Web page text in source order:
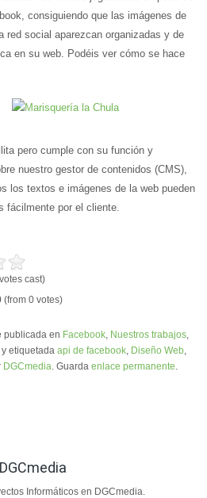
consiguiendo que las imágenes de
red social aparezcan organizadas y de
en su web. Podéis ver cómo se hace
pero cumple con su función y
nuestro gestor de contenidos (CMS),
los textos e imágenes de la web pueden
fácilmente por el cliente.
cast)
(from 0 votes)
publicada en Facebook, Nuestros trabajos,
y etiquetada api de facebook, Diseño Web,
DGCmedia. Guarda enlace permanente.
Informáticos en DGCmedia.